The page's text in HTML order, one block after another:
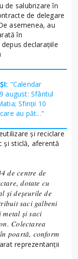
de salubrizare în
de delegare
asemenea, au
în
declarațiile
"Calendar
august: Sfântul
Sfinţii 10
au păt..."
și reciclare
și sticlă, aferentă
de centre de
dotate cu
și deșeurile de
saci galbeni
și saci
Colectarea
poartă, conform
reprezentanții